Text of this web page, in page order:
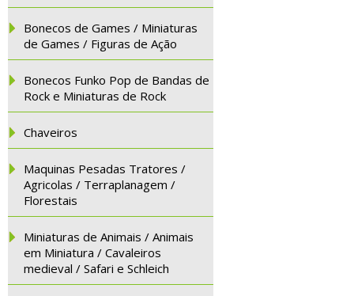
Bonecos de Games / Miniaturas
de Games / Figuras de Ação
Bonecos Funko Pop de Bandas de
Rock e Miniaturas de Rock
Chaveiros
Maquinas Pesadas Tratores /
Agricolas / Terraplanagem /
Florestais
Miniaturas de Animais / Animais
em Miniatura / Cavaleiros
medieval / Safari e Schleich